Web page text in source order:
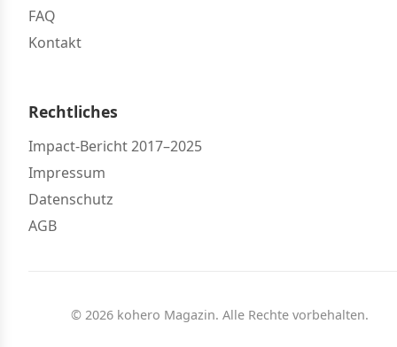
FAQ
Kontakt
Rechtliches
Impact-Bericht 2017–2025
Impressum
Datenschutz
AGB
© 2026 kohero Magazin. Alle Rechte vorbehalten.